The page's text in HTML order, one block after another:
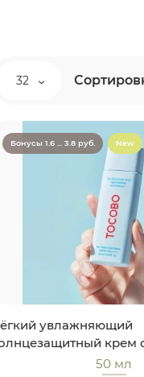
32
Бонусы 1.6 ... 3.8 руб. New
увлажняющий
крем
50 мл